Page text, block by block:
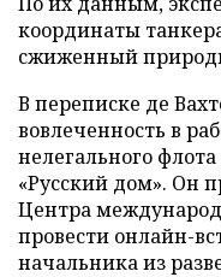
координаты
сжиженный
В переписке де
вовлеченность в
нелегального
«Русский дом». Он
Центра
провести онлайн-
начальника из